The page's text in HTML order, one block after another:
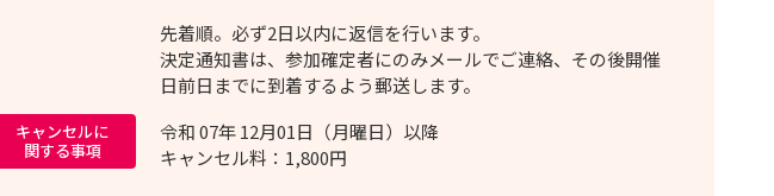
先着順。必ず2日以内に返信を行います。
決定通知書は、参加確定者にのみメールでご連絡、その後開催
日前日までに到着するよう郵送します。
キャンセルに
関する事項
令和 07年 12月01日（月曜日）以降
キャンセル料：1,800円